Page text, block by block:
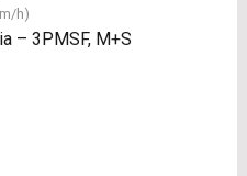
h)
– 3PMSF, M+S